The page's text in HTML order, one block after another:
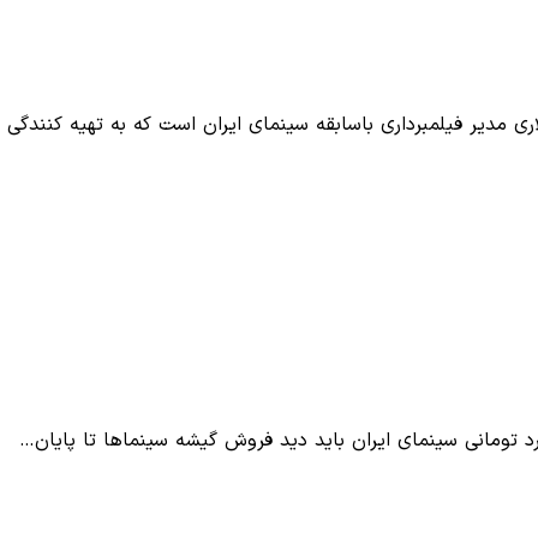
فیلمبرداری باسابقه سینمای ایران است که به تهیه